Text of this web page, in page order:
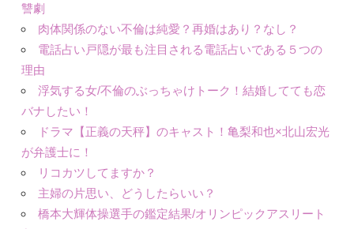
讐劇
肉体関係のない不倫は純愛？再婚はあり？なし？
電話占い戸隠が最も注目される電話占いである５つの
理由
浮気する女/不倫のぶっちゃけトーク！結婚してても恋
バナしたい！
ドラマ【正義の天秤】のキャスト！亀梨和也×北山宏光
が弁護士に！
リコカツしてますか？
主婦の片思い、どうしたらいい？
橋本大輝体操選手の鑑定結果/オリンピックアスリート